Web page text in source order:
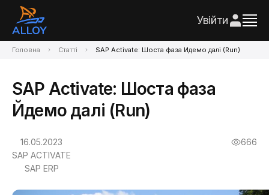
Увійти
Головна Статті SAP Activate: Шоста фаза Йдемо далі (Run)
SAP Activate: Шоста фаза
Йдемо далі (Run)
16.05.2023
SAP ACTIVATE
SAP ERP
666